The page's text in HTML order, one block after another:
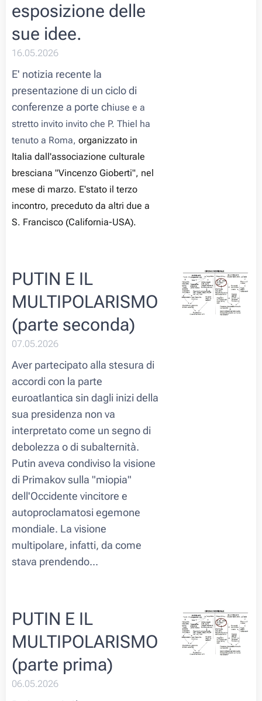
esposizione delle
sue idee.
16.05.2026
E' notizia recente la
presentazione di un ciclo di
conferenze a porte chiuse e a
stretto invito invito che P. Thiel ha
tenuto a Roma, organizzato in
Italia dall'associazione culturale
bresciana "Vincenzo Gioberti", nel
mese di marzo. E'stato il terzo
incontro, preceduto da altri due a
S. Francisco (California-USA).
PUTIN E IL
MULTIPOLARISMO
(parte seconda)
07.05.2026
Aver partecipato alla stesura di
accordi con la parte
euroatlantica sin dagli inizi della
sua presidenza non va
interpretato come un segno di
debolezza o di subalternità.
Putin aveva condiviso la visione
di Primakov sulla "miopia"
dell'Occidente vincitore e
autoproclamatosi egemone
mondiale. La visione
multipolare, infatti, da come
stava prendendo...
PUTIN E IL
MULTIPOLARISMO
(parte prima)
06.05.2026